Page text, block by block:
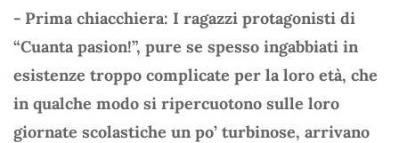
- Prima chiacchiera: I ragazzi protagonisti di
“Cuanta pasion!”, pure se spesso ingabbiati in
esistenze troppo complicate per la loro età, che
in qualche modo si ripercuotono sulle loro
giornate scolastiche un po’ turbinose, arrivano